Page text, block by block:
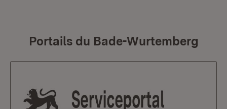
Portails du Bade-Wurtemberg